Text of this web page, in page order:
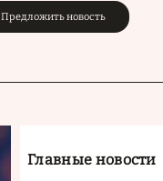
Предложить новость
Главные новости